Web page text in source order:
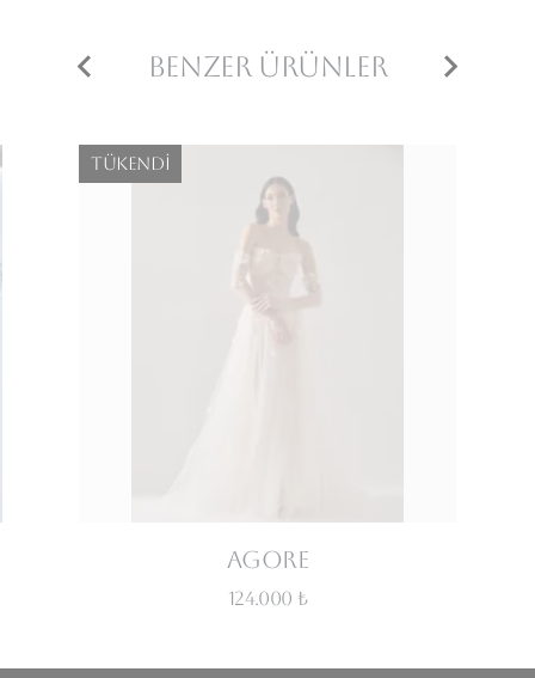
Benzer Ürünler
Tükendi
Agore
124.000 ₺